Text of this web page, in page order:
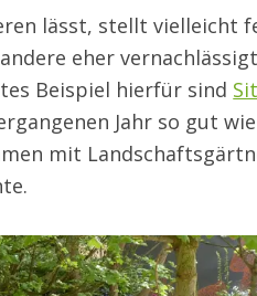
lässt, stellt vielleicht
eher
Beispiel hierfür sind
Jahr so gut
mit